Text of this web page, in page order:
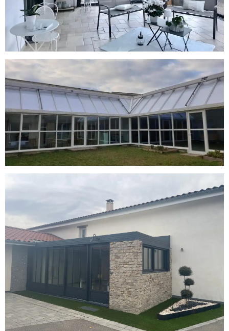
St Laurent d’Agny : Véranda chevron
avec portes fenêtres aluminium par
A2B Concept
La chapelle-sur-coise : Véranda
Toiture Plate par A2B Concept